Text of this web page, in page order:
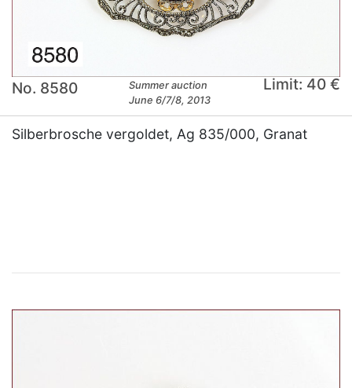
No. 8580
Summer auction
June 6/7/8, 2013
Limit: 40 €
Silberbrosche vergoldet, Ag 835/000, Granat